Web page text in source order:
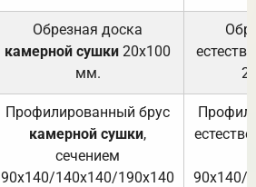
Обрезная доска
камерной сушки 20х100
мм.
Профилированный брус
камерной сушки,
сечением
90х140/140х140/190х140
90х140/